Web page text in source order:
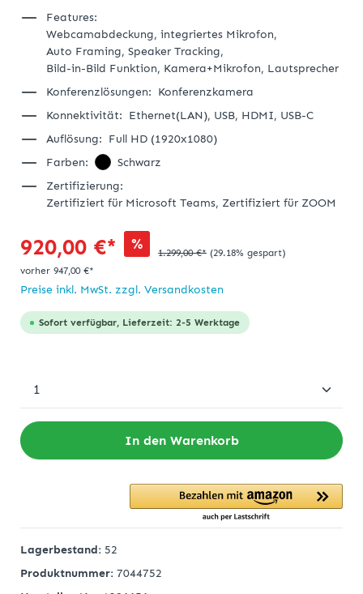
Features:
Webcamabdeckung, integriertes Mikrofon,
Auto Framing, Speaker Tracking,
Bild-in-Bild Funktion, Kamera+Mikrofon, Lautsprecher
Konferenzlösungen: Konferenzkamera
Konnektivität: Ethernet(LAN), USB, HDMI, USB-C
Auflösung: Full HD (1920x1080)
Farben:
Schwarz
Zertifizierung:
Zertifiziert für Microsoft Teams, Zertifiziert für ZOOM
920,00 €* % 1.299,00 €* (29.18% gespart)
vorher 947,00 €*
Preise inkl. MwSt. zzgl. Versandkosten
Sofort verfügbar, Lieferzeit: 2-5 Werktage
In den Warenkorb
Lagerbestand: 52
Produktnummer: 7044752